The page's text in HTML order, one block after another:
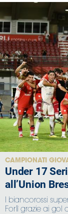
CAMPIONATI
Under 17
all’Union
I biancorossi
Forlì grazie ai gol